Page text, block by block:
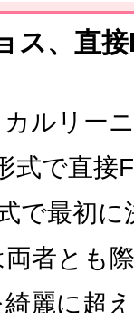
ス、直
ルリー
式で直接
で最初
者とも
麗に超